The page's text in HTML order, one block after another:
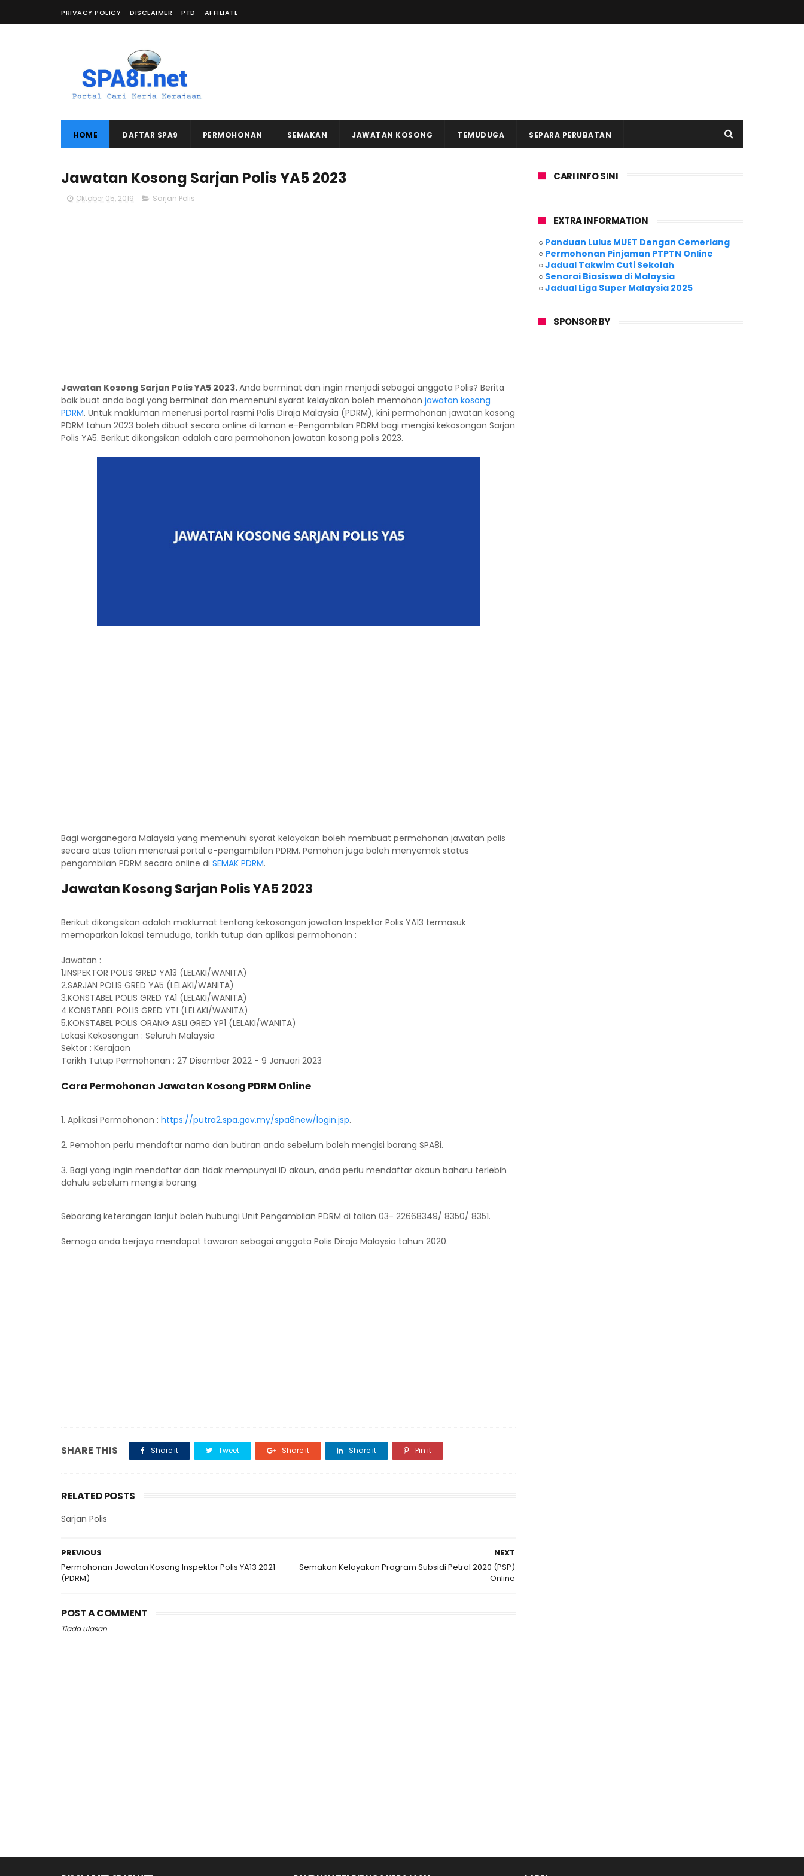
PRIVACY POLICY DISCLAIMER PTD AFFILIATE
HOME DAFTAR SPA9 PERMOHONAN SEMAKAN JAWATAN KOSONG TEMUDUGA SEPARA PERUBATAN
Jawatan Kosong Sarjan Polis YA5 2023
Oktober 05, 2019 Sarjan Polis
Jawatan Kosong Sarjan Polis YA5 2023.Anda berminat dan ingin menjadi sebagai anggota Polis? Berita
baik buat anda bagi yang berminat dan memenuhi syarat kelayakan boleh memohon jawatan kosong
PDRM. Untuk makluman menerusi portal rasmi Polis Diraja Malaysia (PDRM), kini permohonan jawatan kosong
PDRM tahun 2023 boleh dibuat secara online di laman e-Pengambilan PDRM bagi mengisi kekosongan Sarjan
Polis YA5. Berikut dikongsikan adalah cara permohonan jawatan kosong polis 2023.
Bagi warganegara Malaysia yang memenuhi syarat kelayakan boleh membuat permohonan jawatan polis
secara atas talian menerusi portal e-pengambilan PDRM. Pemohon juga boleh menyemak status
pengambilan PDRM secara online di SEMAK PDRM.
Jawatan Kosong Sarjan Polis YA5 2023
Berikut dikongsikan adalah maklumat tentang kekosongan jawatan Inspektor Polis YA13 termasuk
memaparkan lokasi temuduga, tarikh tutup dan aplikasi permohonan :
Jawatan :
1.INSPEKTOR POLIS GRED YA13 (LELAKI/WANITA)
2.SARJAN POLIS GRED YA5 (LELAKI/WANITA)
3.KONSTABEL POLIS GRED YA1 (LELAKI/WANITA)
4.KONSTABEL POLIS GRED YT1 (LELAKI/WANITA)
5.KONSTABEL POLIS ORANG ASLI GRED YP1 (LELAKI/WANITA)
Lokasi Kekosongan : Seluruh Malaysia
Sektor : Kerajaan
Tarikh Tutup Permohonan : 27 Disember 2022 - 9 Januari 2023
Cara Permohonan Jawatan Kosong PDRM Online
1. Aplikasi Permohonan : https://putra2.spa.gov.my/spa8new/login.jsp.
2. Pemohon perlu mendaftar nama dan butiran anda sebelum boleh mengisi borang SPA8i.
3. Bagi yang ingin mendaftar dan tidak mempunyai ID akaun, anda perlu mendaftar akaun baharu terlebih
dahulu sebelum mengisi borang.
Sebarang keterangan lanjut boleh hubungi Unit Pengambilan PDRM di talian 03- 22668349/ 8350/ 8351.
Semoga anda berjaya mendapat tawaran sebagai anggota Polis Diraja Malaysia tahun 2020.
SHARE THIS Share it Tweet Share it Share it Pin it
RELATED POSTS
Sarjan Polis
NEXT
Semakan Kelayakan Program Subsidi Petrol 2020 (PSP)
Online
PREVIOUS
Permohonan Jawatan Kosong Inspektor Polis YA13 2021
(PDRM)
POST A COMMENT
Tiada ulasan
CARI INFO SINI
EXTRA INFORMATION
○ Panduan Lulus MUET Dengan Cemerlang
○ Permohonan Pinjaman PTPTN Online
○Jadual Takwim Cuti Sekolah
○ Senarai Biasiswa di Malaysia
○Jadual Liga Super Malaysia 2025
SPONSOR BY